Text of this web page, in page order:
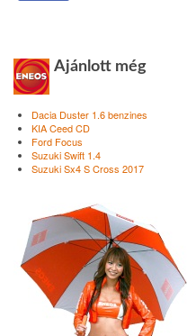
Ajánlott még
Dacia Duster 1.6 benzines
KIA Ceed CD
Ford Focus
Suzuki Swift 1.4
Suzuki Sx4 S Cross 2017